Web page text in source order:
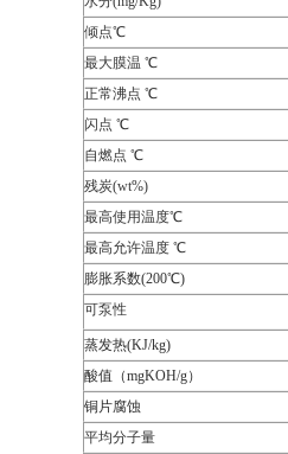
倾点℃
最大膜温 ℃
正常沸点 ℃
闪点 ℃
自燃点 ℃
残炭(wt%)
最高使用温度℃
最高允许温度 ℃
膨胀系数(200℃)
可泵性
蒸发热(KJ/kg)
酸值（mgKOH/g）
铜片腐蚀
平均分子量